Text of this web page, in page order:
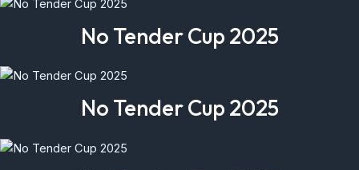
No Tender Cup 2025
No Tender Cup 2025